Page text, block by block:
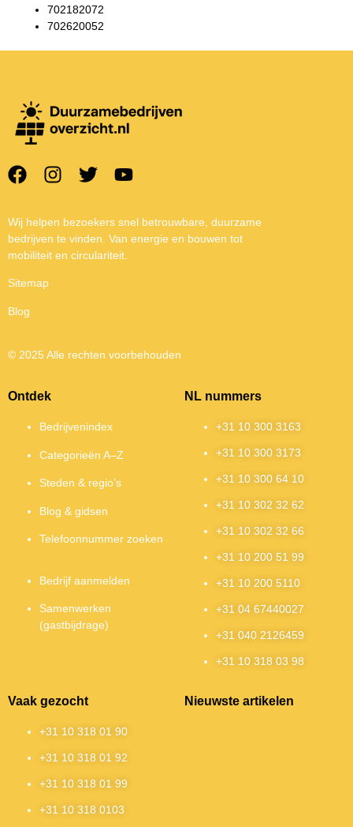
702182072
702620052
Wij helpen bezoekers snel betrouwbare, duurzame
bedrijven te vinden. Van energie en bouwen tot
mobiliteit en circulariteit.
Sitemap
Blog
© 2025 Alle rechten voorbehouden
Ontdek
Bedrijvenindex
Categorieën A–Z
Steden & regio’s
Blog & gidsen
Telefoonnummer zoeken
Bedrijf aanmelden
Samenwerken
(gastbijdrage)
NL nummers
+31 10 300 3163
+31 10 300 3173
+31 10 300 64 10
+31 10 302 32 62
+31 10 302 32 66
+31 10 200 51 99
+31 10 200 5110
+31 04 67440027
+31 040 2126459
+31 10 318 03 98
Vaak gezocht
+31 10 318 01 90
+31 10 318 01 92
+31 10 318 01 99
+31 10 318 0103
Nieuwste artikelen